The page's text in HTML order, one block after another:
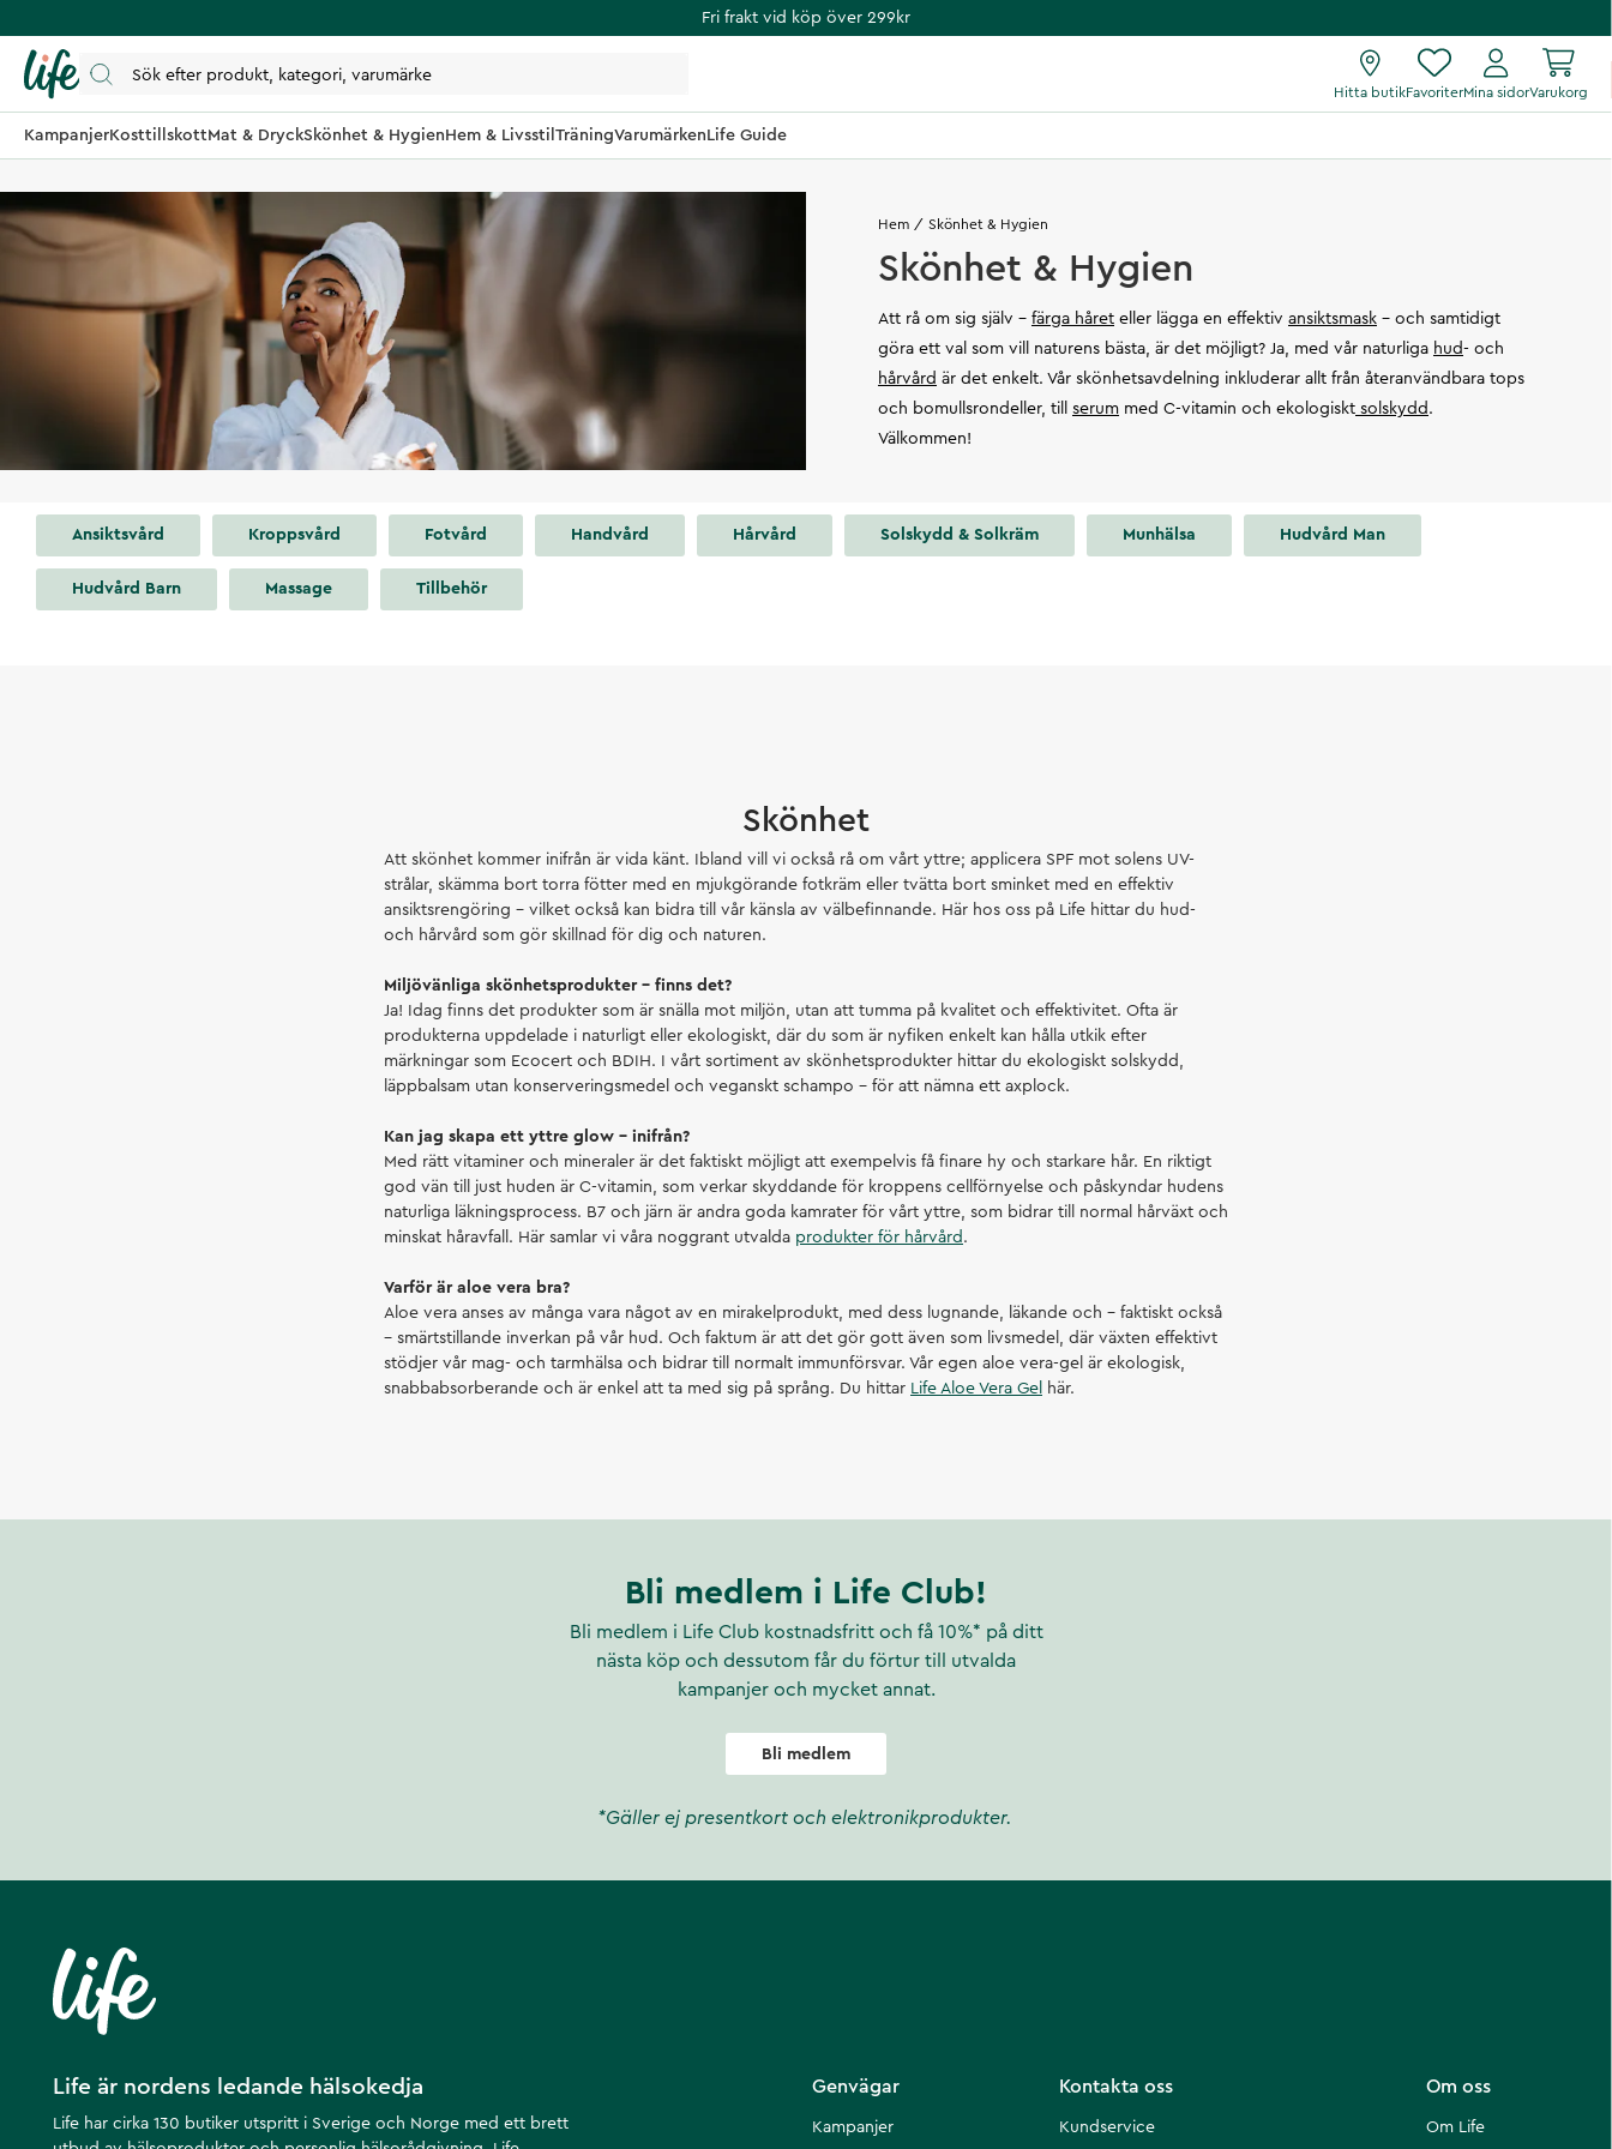
Fri frakt vid köp över 299kr
Hitta butikFavoriterMina sidorVarukorg
KampanjerKosttillskottMat & DryckSkönhet & HygienHem & Livsstil TräningVarumärkenLife Guide
Hem Skönhet & Hygien
Skönhet & Hygien
Att rå om sig själv – färga håret eller lägga en effektiv ansiktsmask – och samtidigt
göra ett val som vill naturens bästa, är det möjligt? Ja, med vår naturliga hud- och
hårvård är det enkelt. Vår skönhetsavdelning inkluderar allt från återanvändbara tops
och bomullsrondeller, till serum med C-vitamin och ekologiskt solskydd .
Välkommen!
Ansiktsvård Kroppsvård Fotvård Handvård Hårvård Solskydd & Solkräm Munhälsa Hudvård Man
Hudvård Barn Massage Tillbehör
Skönhet
Att skönhet kommer inifrån är vida känt. Ibland vill vi också rå om vårt yttre; applicera SPF mot solens UV-
strålar, skämma bort torra fötter med en mjukgörande fotkräm eller tvätta bort sminket med en effektiv
ansiktsrengöring – vilket också kan bidra till vår känsla av välbefinnande. Här hos oss på Life hittar du hud-
och hårvård som gör skillnad för dig och naturen.
Miljövänliga skönhetsprodukter – finns det?
Ja! Idag finns det produkter som är snälla mot miljön, utan att tumma på kvalitet och effektivitet. Ofta är
produkterna uppdelade i naturligt eller ekologiskt, där du som är nyfiken enkelt kan hålla utkik efter
märkningar som Ecocert och BDIH. I vårt sortiment av skönhetsprodukter hittar du ekologiskt solskydd,
läppbalsam utan konserveringsmedel och veganskt schampo – för att nämna ett axplock.
Kan jag skapa ett yttre glow – inifrån?
Med rätt vitaminer och mineraler är det faktiskt möjligt att exempelvis få finare hy och starkare hår. En riktigt
god vän till just huden är C-vitamin, som verkar skyddande för kroppens cellförnyelse och påskyndar hudens
naturliga läkningsprocess. B7 och järn är andra goda kamrater för vårt yttre, som bidrar till normal hårväxt och
minskat håravfall. Här samlar vi våra noggrant utvalda produkter för hårvård .
Varför är aloe vera bra?
Aloe vera anses av många vara något av en mirakelprodukt, med dess lugnande, läkande och – faktiskt också
– smärtstillande inverkan på vår hud. Och faktum är att det gör gott även som livsmedel, där växten effektivt
stödjer vår mag- och tarmhälsa och bidrar till normalt immunförsvar. Vår egen aloe vera-gel är ekologisk,
snabbabsorberande och är enkel att ta med sig på språng. Du hittar Life Aloe Vera Gel här.
Bli medlem i Life Club!
Bli medlem i Life Club kostnadsfritt och få 10%* på ditt
nästa köp och dessutom får du förtur till utvalda
kampanjer och mycket annat.
Bli medlem
*Gäller ej presentkort och elektronikprodukter.
Life är nordens ledande hälsokedja
Life har cirka 130 butiker utspritt i Sverige och Norge med ett brett
Om oss
Om Life
Kontakta oss
Kundservice
Genvägar
Kampanjer